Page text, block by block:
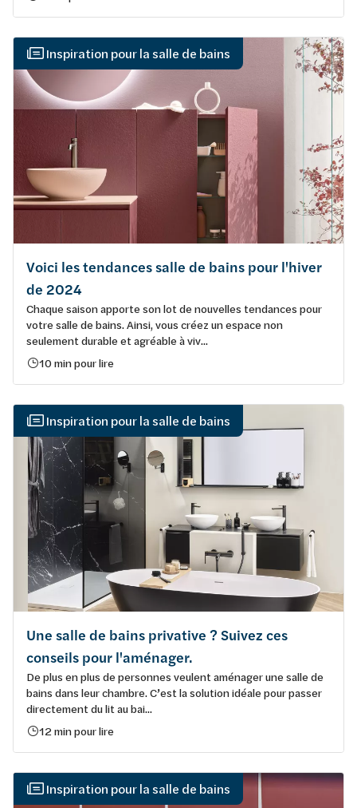
Inspiration pour la salle de bains
Voici les tendances salle de bains pour l'hiver
de 2024
Chaque saison apporte son lot de nouvelles tendances pour
votre salle de bains. Ainsi, vous créez un espace non
seulement durable et agréable à viv...
10 min pour lire
Inspiration pour la salle de bains
Une salle de bains privative ? Suivez ces
conseils pour l'aménager.
De plus en plus de personnes veulent aménager une salle de
bains dans leur chambre. C’est la solution idéale pour passer
directement du lit au bai...
12 min pour lire
Inspiration pour la salle de bains